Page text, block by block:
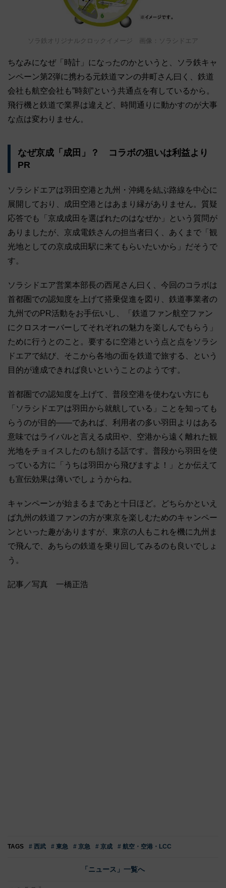
ソラ鉄オリジナルクロックイメージ 画像：ソラシドエア
ちなみになぜ「時計」になったのかというと、ソラ鉄キャ
ンペーン第2弾に携わる元鉄道マンの井町さん曰く、鉄道
会社も航空会社も”時刻”という共通点を有しているから。
飛行機と鉄道で業界は違えど、時間通りに動かすのが大事
な点は変わりません。
なぜ京成「成田」？ コラボの狙いは利益より
PR
ソラシドエアは羽田空港と九州・沖縄を結ぶ路線を中心に
展開しており、成田空港とはあまり縁がありません。質疑
応答でも「京成成田を選ばれたのはなぜか」という質問が
ありましたが、京成電鉄さんの担当者曰く、あくまで「観
光地としての京成成田駅に来てもらいたいから」だそうで
す。
ソラシドエア営業本部長の西尾さん曰く、今回のコラボは
首都圏での認知度を上げて搭乗促進を図り、鉄道事業者の
九州でのPR活動をお手伝いし、「鉄道ファン航空ファン
にクロスオーバーしてそれぞれの魅力を楽しんでもらう」
ために行うとのこと。要するに空港という点と点をソラシ
ドエアで結び、そこから各地の面を鉄道で旅する、という
目的が達成できれば良いということのようです。
首都圏での認知度を上げて、普段空港を使わない方にも
「ソラシドエアは羽田から就航している」ことを知っても
らうのが目的――であれば、利用者の多い羽田よりはある
意味ではライバルと言える成田や、空港から遠く離れた観
光地をチョイスしたのも頷ける話です。普段から羽田を使
っている方に「うちは羽田から飛びますよ！」とか伝えて
も宣伝効果は薄いでしょうからね。
キャンペーンが始まるまであと十日ほど。どちらかといえ
ば九州の鉄道ファンの方が東京を楽しむためのキャンペー
ンといった趣がありますが、東京の人もこれを機に九州ま
で飛んで、あちらの鉄道を乗り回してみるのも良いでしょ
う。
記事／写真 一橋正浩
TAGS # 西武 # 東急 # 京急 # 京成 # 航空・空港・LCC
「ニュース」一覧へ